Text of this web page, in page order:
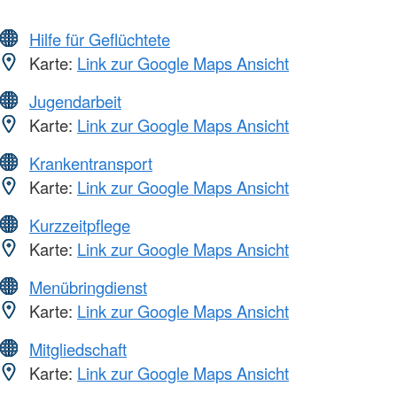
Hilfe für Geflüchtete
Karte: Link zur Google Maps Ansicht
Jugendarbeit
Karte: Link zur Google Maps Ansicht
Krankentransport
Karte: Link zur Google Maps Ansicht
Kurzzeitpflege
Karte: Link zur Google Maps Ansicht
Menübringdienst
Karte: Link zur Google Maps Ansicht
Mitgliedschaft
Karte: Link zur Google Maps Ansicht